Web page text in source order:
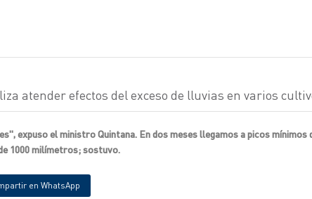
atender efectos del exceso de lluvias en varios
expuso el ministro Quintana. En dos meses llegamos a picos mínimos
1000 milímetros; sostuvo.
en WhatsApp